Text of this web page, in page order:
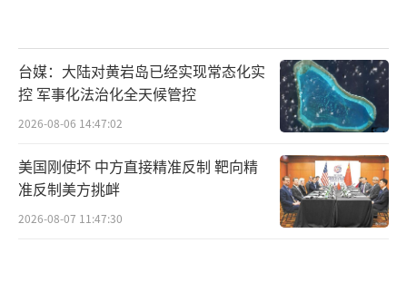
台媒：大陆对黄岩岛已经实现常态化实
控 军事化法治化全天候管控
2026-08-06 14:47:02
美国刚使坏 中方直接精准反制 靶向精
准反制美方挑衅
2026-08-07 11:47:30